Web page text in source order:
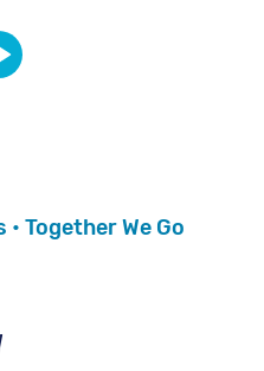
Together We Go